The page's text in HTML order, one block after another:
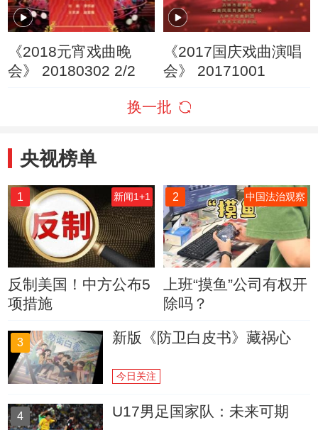
《2018元宵戏曲晚
会》 20180302 2/2
《2017国庆戏曲演唱
会》 20171001
换一批
央视榜单
1 新闻1+1
反制美国！中方公布5
项措施
2 中国法治观察
上班“摸鱼”公司有权开
除吗？
3 新版《防卫白皮书》藏祸心
今日关注
4 U17男足国家队：未来可期